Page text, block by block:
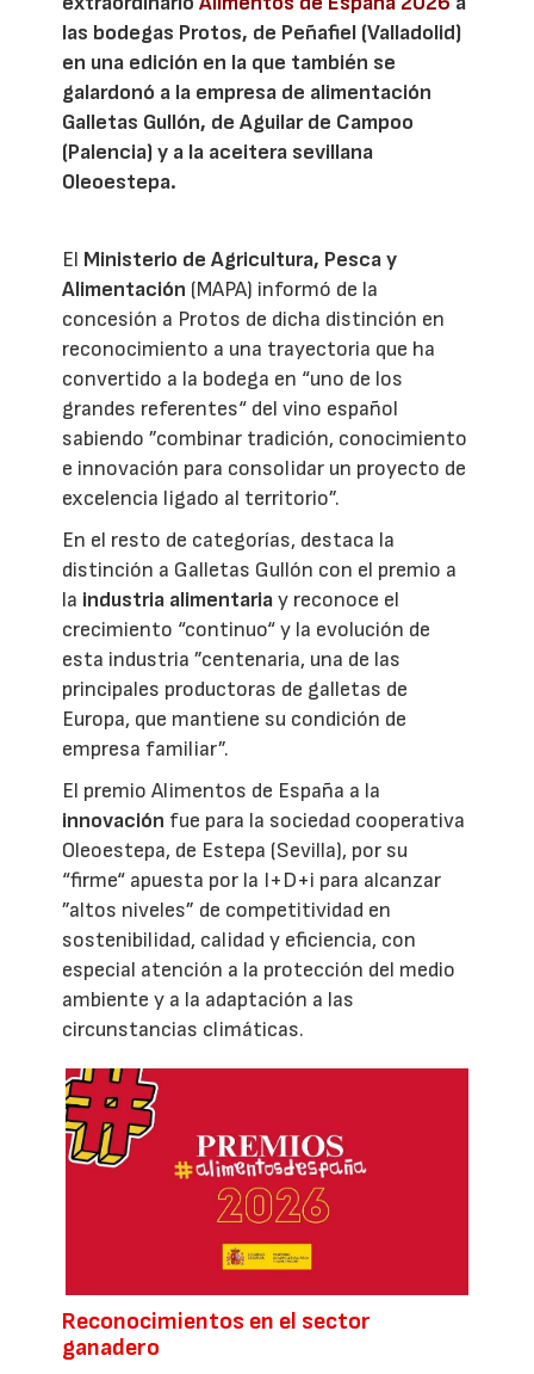
las bodegas Protos, de Peñafiel (Valladolid)
en una edición en la que también se
galardonó a la empresa de alimentación
Galletas Gullón, de Aguilar de Campoo
(Palencia) y a la aceitera sevillana
Oleoestepa.
El Ministerio de Agricultura, Pesca y
Alimentación (MAPA) informó de la
concesión a Protos de dicha distinción en
reconocimiento a una trayectoria que ha
convertido a la bodega en “uno de los
grandes referentes“ del vino español
sabiendo ”combinar tradición, conocimiento
e innovación para consolidar un proyecto de
excelencia ligado al territorio”.
En el resto de categorías, destaca la
distinción a Galletas Gullón con el premio a
la industria alimentariay reconoce el
crecimiento “continuo“ y la evolución de
esta industria ”centenaria, una de las
principales productoras de galletas de
Europa, que mantiene su condición de
empresa familiar”.
El premio Alimentos de España a la
innovación fue para la sociedad cooperativa
Oleoestepa, de Estepa (Sevilla), por su
“firme“ apuesta por la I+D+i para alcanzar
”altos niveles” de competitividad en
sostenibilidad, calidad y eficiencia, con
especial atención a la protección del medio
ambiente y a la adaptación a las
circunstancias climáticas.
Reconocimientos en el sector
ganadero